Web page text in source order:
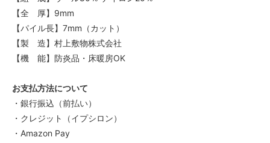
【全 厚】9mm
【パイル長】7mm（カット）
【製 造】村上敷物株式会社
【機 能】防炎品・床暖房OK
お支払方法について
・銀行振込（前払い）
・クレジット（イプシロン）
・Amazon Pay